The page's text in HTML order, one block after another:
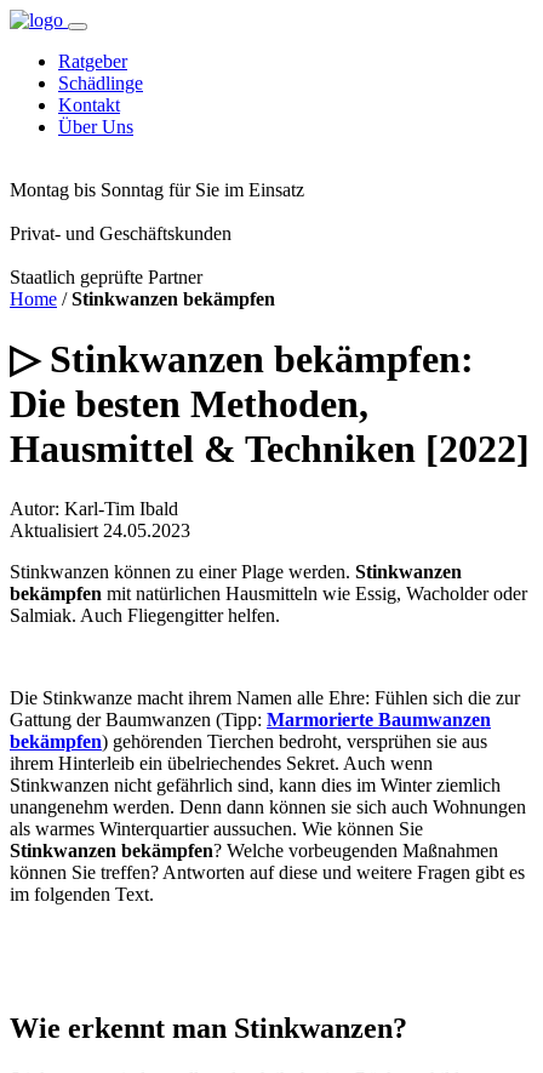
Ratgeber
Schädlinge
Kontakt
Über Uns
Montag bis Sonntag für Sie im Einsatz
Privat- und Geschäftskunden
Staatlich geprüfte Partner
Home /Stinkwanzen bekämpfen
▷ Stinkwanzen bekämpfen:
Die besten Methoden,
Hausmittel & Techniken [2022]
Autor: Karl-Tim Ibald
Aktualisiert 24.05.2023
Stinkwanzen können zu einer Plage werden. Stinkwanzen
bekämpfen mit natürlichen Hausmitteln wie Essig, Wacholder oder
Salmiak. Auch Fliegengitter helfen.
Die Stinkwanze macht ihrem Namen alle Ehre: Fühlen sich die zur
Gattung der Baumwanzen (Tipp: Marmorierte Baumwanzen
bekämpfen) gehörenden Tierchen bedroht, versprühen sie aus
ihrem Hinterleib ein übelriechendes Sekret. Auch wenn
Stinkwanzen nicht gefährlich sind, kann dies im Winter ziemlich
unangenehm werden. Denn dann können sie sich auch Wohnungen
als warmes Winterquartier aussuchen. Wie können Sie
Stinkwanzen bekämpfen? Welche vorbeugenden Maßnahmen
können Sie treffen? Antworten auf diese und weitere Fragen gibt es
im folgenden Text.
Wie erkennt man Stinkwanzen?